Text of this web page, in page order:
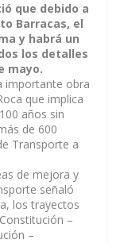
que debido a
Barracas, el
y habrá un
los detalles
mayo.
importante obra
que implica
años sin
de 600
Transporte a
de mejora y
señaló
los trayectos
–
–